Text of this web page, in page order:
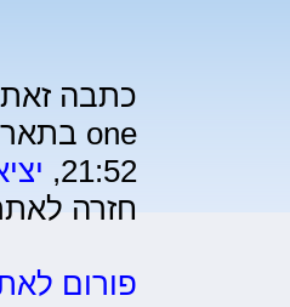
כתבה
21:52,
חזרה
פורום